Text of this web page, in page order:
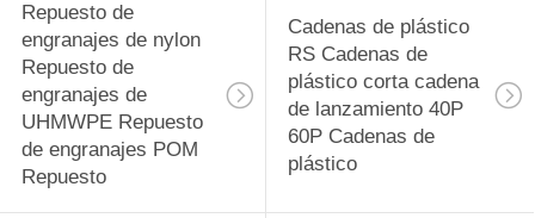
Repuesto de
engranajes de nylon
Repuesto de
engranajes de
UHMWPE Repuesto
de engranajes POM
Repuesto
Cadenas de plástico
RS Cadenas de
plástico corta cadena
de lanzamiento 40P
60P Cadenas de
plástico